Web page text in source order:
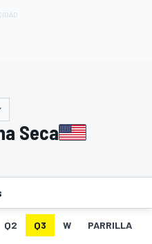
Seca
Q2 Q3 W PARRILLA